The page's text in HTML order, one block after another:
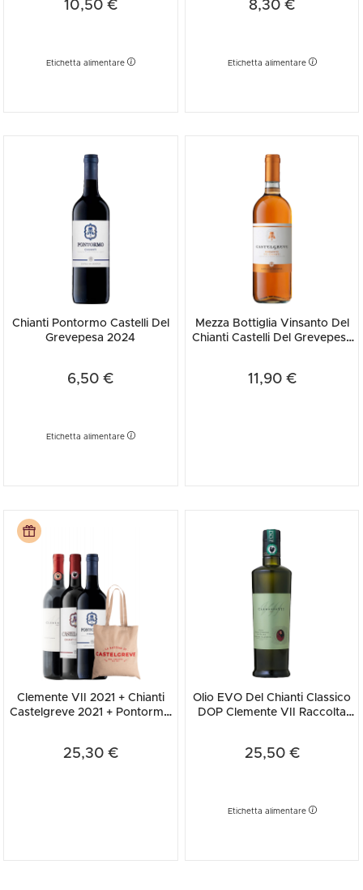
10,50 €
Etichetta alimentare
8,30 €
Etichetta alimentare
Chianti Pontormo Castelli Del
Grevepesa 2024
6,50 €
Etichetta alimentare
Mezza Bottiglia Vinsanto Del
Chianti Castelli Del Grevepesa
11,90 €
Clemente VII 2021 + Chianti
Castelgreve 2021 + Pontormo
25,30 €
Olio EVO Del Chianti Classico
DOP Clemente VII Raccolta
25,50 €
Etichetta alimentare